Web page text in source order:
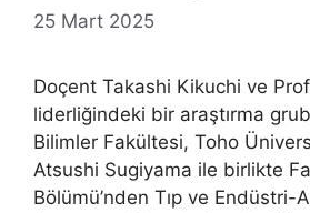
25 Mart 2025
Doçent Takashi Kikuchi ve
liderliğindeki bir araştırma
Bilimler Fakültesi, Toho
Atsushi Sugiyama ile birlikte
Bölümü’nden Tıp ve Endüstri-